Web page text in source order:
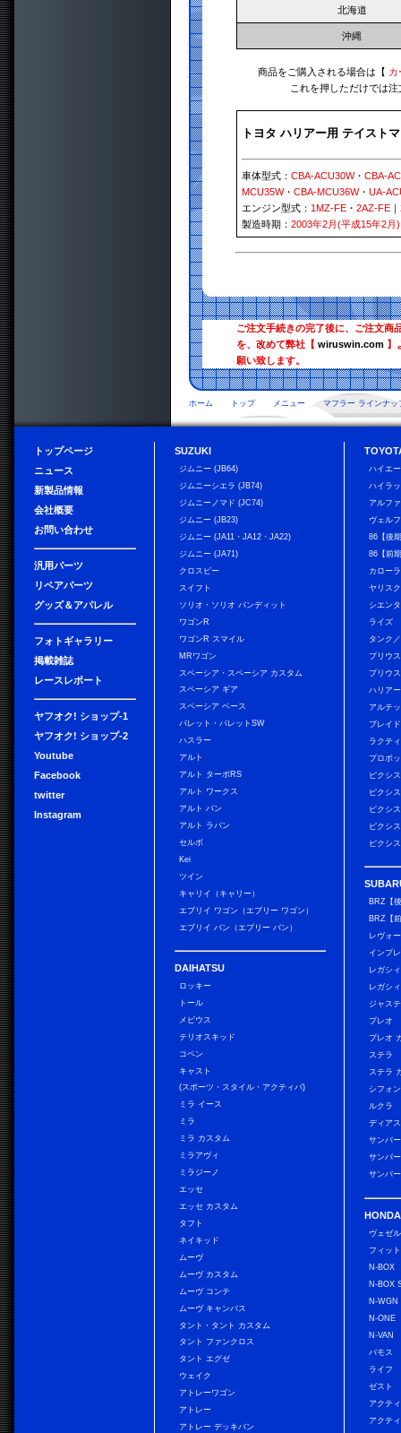
北海道
沖縄
商品をご購入される場合は【 カ
これを押しただけでは
トヨタ ハリアー用 テイスト
車体型式： CBA-ACU30W・ CBA-
MCU35W・ CBA-MCU36W・ UA-
エンジン型式： 1MZ-FE・ 2AZ-FE｜
製造時期： 2003年2月(平成15年2月)
ご注文手続きの完了後に、ご注文商
を、改めて弊社【 wiruswin.com】
願い致します。
ホーム トップ メニュー マフラー ラインナッ
トップページ
ニュース
新製品情報
会社概要
お問い合わせ
汎用パーツ
リペアパーツ
グッズ＆アパレル
フォトギャラリー
掲載雑誌
レースレポート
ヤフオク! ショップ-1
ヤフオク! ショップ-2
Youtube
Facebook
twitter
Instagram
SUZUKI
ジムニー (JB64)
ジムニーシエラ (JB74)
ジムニーノマド (JC74)
ジムニー (JB23)
ジムニー (JA11・JA12・JA22)
ジムニー (JA71)
クロスビー
スイフト
ソリオ・ソリオ バンディット
ワゴンR
ワゴンR スマイル
MRワゴン
スペーシア・スペーシア カスタム
スペーシア ギア
スペーシア ベース
パレット・パレットSW
ハスラー
アルト
アルト ターボRS
アルト ワークス
アルト バン
アルト ラパン
セルボ
Kei
ツイン
キャリイ（キャリー）
エブリイ ワゴン（エブリー ワゴン）
エブリイ バン（エブリー バン）
DAIHATSU
ロッキー
トール
メビウス
テリオスキッド
コペン
キャスト
(スポーツ・スタイル・アクティバ)
ミラ イース
ミラ
ミラ カスタム
ミラアヴィ
ミラジーノ
エッセ
エッセ カスタム
タフト
ネイキッド
ムーヴ
ムーヴ カスタム
ムーヴ コンテ
ムーヴ キャンバス
タント・タント カスタム
タント ファンクロス
タント エグゼ
ウェイク
アトレーワゴン
アトレー
アトレー デッキバン
ハイエ
ハイラ
アルフ
ヴェル
86【後
86【前
カロー
ヤリス
シエンタ
ライズ
タンク
プリウス
プリウ
ハリアー
アルテ
ブレイド
ラクテ
プロボ
ピクシ
ピクシ
ピクシ
ピクシ
ピクシ
BRZ【
BRZ【
レヴォ
インプ
レガシ
レガシ
ジャス
プレオ
プレオ
ステラ
ステラ
シフォ
ルクラ
ディア
サンバ
サンバ
サンバ
HONDA
ヴェゼル
フィット
N-BOX
N-BOX
N-WGN
N-ONE
N-VAN
バモス
ライフ
ゼスト
アクテ
アクテ